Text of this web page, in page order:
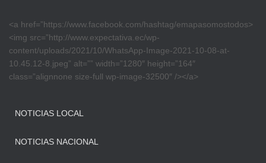
<a href=”https://www.facebook.com/hashtag/emapasomostodos>
<img src=”http://www.expectativa.ec/wp-
content/uploads/2021/10/WhatsApp-Image-2021-10-08-at-
10.45.12-8.jpeg” alt=”” width=”1280″ height=”164″
class=”alignnone size-full wp-image-32500″ /></a>
NOTICIAS LOCAL
NOTICIAS NACIONAL